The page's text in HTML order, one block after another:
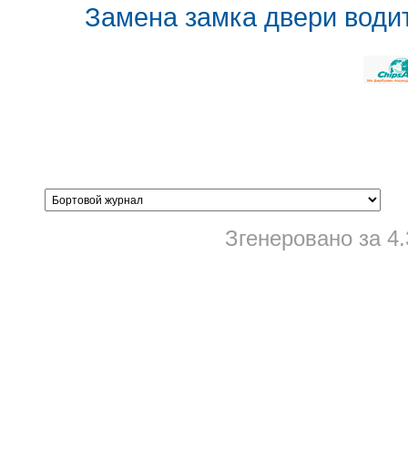
Замена замка двери
Згенеровано за